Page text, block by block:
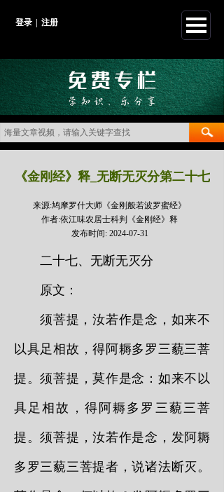
登录 注册
《金刚经》释_无断无灭分第二十七
来源:鸠摩罗什大师《金刚般若波罗蜜经》
作者:依江味农居士科判《金刚经》释
发布时间: 2024-07-31
二十七、无断无灭分
原文：
须菩提，汝若作是念，如来不
以具足相故，得阿耨多罗三藐三菩
提。须菩提，莫作是念：如来不以
具足相故，得阿耨多罗三藐三菩
提。须菩提，汝若作是念，发阿耨
多罗三藐三菩提者，说诸法断灭。